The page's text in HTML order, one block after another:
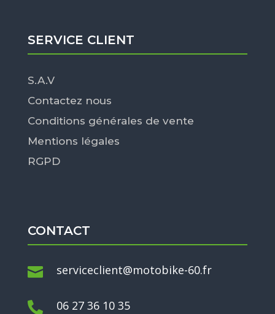
SERVICE CLIENT
S.A.V
Contactez nous
Conditions générales de vente
Mentions légales
RGPD
CONTACT
 serviceclient@motobike-60.fr
 06 27 36 10 35